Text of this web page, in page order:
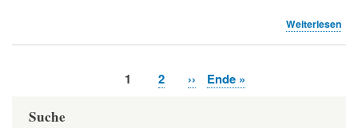
Weiterlesen
Aktuelle
1 Page
2
Nächste
››
Letzte
Ende »
Suche